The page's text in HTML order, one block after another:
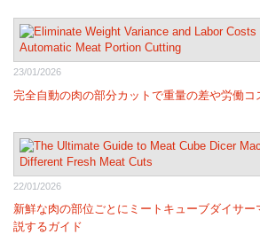
23/01/2026
完全自動の肉の部分カットで重量の差や労働コ
22/01/2026
新鮮な肉の部位ごとにミートキューブダイサ
説するガイド